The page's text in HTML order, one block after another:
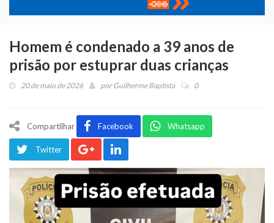
Homem é condenado a 39 anos de
prisão por estuprar duas crianças
20 de maio de 2026 porGuilherme Baptista 0
Compartilhar Facebook Whatsapp
Twitter